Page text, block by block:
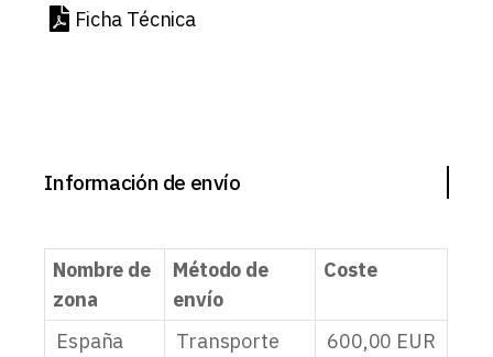
Ficha Técnica
Información de envío
Nombre de
zona
Método de
envío
Coste
España
Transporte
600,00 EUR